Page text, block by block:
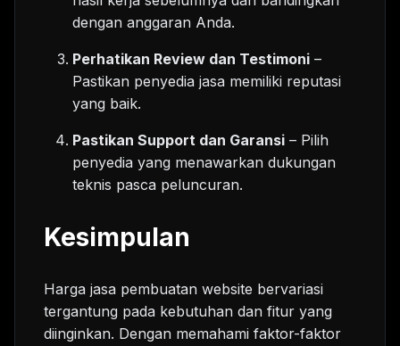
dengan anggaran Anda.
Perhatikan Review dan Testimoni –
Pastikan penyedia jasa memiliki reputasi
yang baik.
Pastikan Support dan Garansi – Pilih
penyedia yang menawarkan dukungan
teknis pasca peluncuran.
Kesimpulan
Harga jasa pembuatan website bervariasi
tergantung pada kebutuhan dan fitur yang
diinginkan. Dengan memahami faktor-faktor